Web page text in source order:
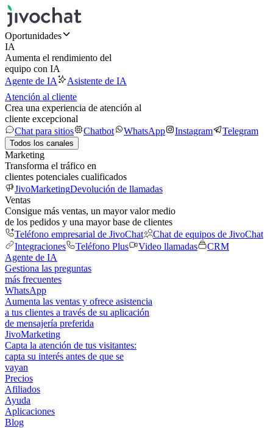
Oportunidades
IA
Aumenta el rendimiento del
equipo con IA
Agente de IA
Asistente de IA
Atención al cliente
Crea una experiencia de atención al
cliente excepcional
Chat para sitios
Chatbot WhatsApp Instagram Telegram
Todos los canales
Marketing
Transforma el tráfico en
clientes potenciales cualificados
JivoMarketingDevolución de llamadas
Ventas
Consigue más ventas, un mayor valor medio
de los pedidos y una mayor base de clientes
Teléfono empresarial de JivoChat
Chat de equipos de JivoChat
Integraciones
Teléfono Plus Video llamadas
CRM
Agente de IA
Gestiona las preguntas
más frecuentes
WhatsApp
Aumenta las ventas y ofrece asistencia
a tus clientes a través de su aplicación
de mensajería preferida
JivoMarketing
Capta la atención de tus visitantes:
capta su interés antes de que se
vayan
Precios
Afiliados
Ayuda
Aplicaciones
Blog